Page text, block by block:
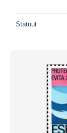
Statuut